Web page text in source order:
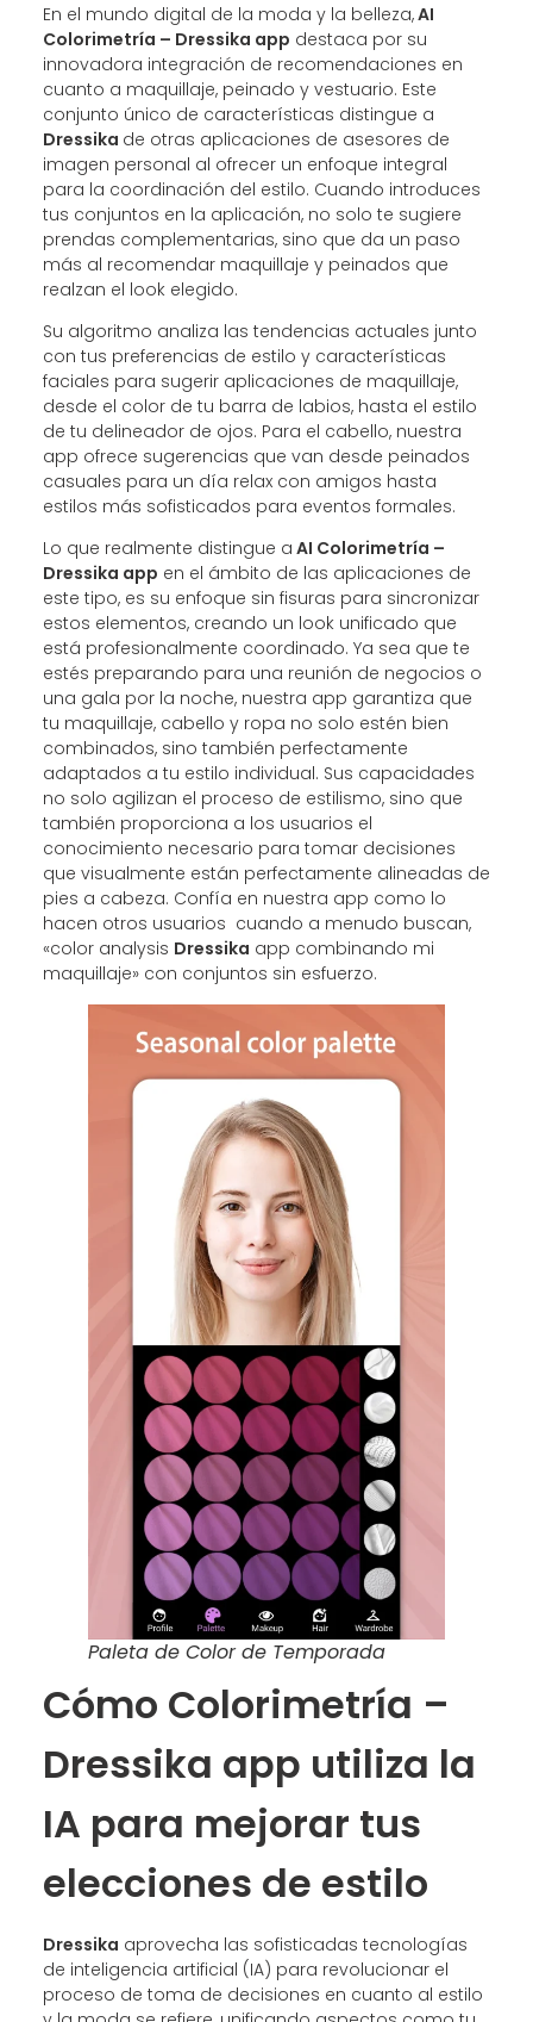
En el mundo digital de la moda y la belleza,AI
Colorimetría – Dressika app destaca por su
innovadora integración de recomendaciones en
cuanto a maquillaje, peinado y vestuario. Este
conjunto único de características distingue a
Dressika de otras aplicaciones de asesores de
imagen personal al ofrecer un enfoque integral
para la coordinación del estilo. Cuando introduces
tus conjuntos en la aplicación, no solo te sugiere
prendas complementarias, sino que da un paso
más al recomendar maquillaje y peinados que
realzan el look elegido.
Su algoritmo analiza las tendencias actuales junto
con tus preferencias de estilo y características
faciales para sugerir aplicaciones de maquillaje,
desde el color de tu barra de labios, hasta el estilo
de tu delineador de ojos. Para el cabello, nuestra
app ofrece sugerencias que van desde peinados
casuales para un día relax con amigos hasta
estilos más sofisticados para eventos formales.
Lo que realmente distingue a AI Colorimetría –
Dressika app en el ámbito de las aplicaciones de
este tipo, es su enfoque sin fisuras para sincronizar
estos elementos, creando un look unificado que
está profesionalmente coordinado. Ya sea que te
estés preparando para una reunión de negocios o
una gala por la noche, nuestra app garantiza que
tu maquillaje, cabello y ropa no solo estén bien
combinados, sino también perfectamente
adaptados a tu estilo individual. Sus capacidades
no solo agilizan el proceso de estilismo, sino que
también proporciona a los usuarios el
conocimiento necesario para tomar decisiones
que visualmente están perfectamente alineadas de
pies a cabeza. Confía en nuestra app como lo
hacen otros usuarios cuando a menudo buscan,
«color analysis Dressika app combinando mi
maquillaje» con conjuntos sin esfuerzo.
Paleta de Color de Temporada
Cómo Colorimetría –
Dressika app utiliza la
IA para mejorar tus
elecciones de estilo
Dressika aprovecha las sofisticadas tecnologías
de inteligencia artificial (IA) para revolucionar el
proceso de toma de decisiones en cuanto al estilo